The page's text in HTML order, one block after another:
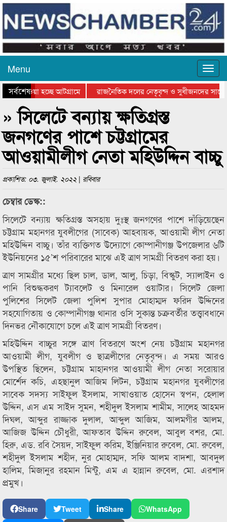
Menu
সর্বশেষ
যাওয়া হচ্ছে আটগ্রামে
রাজনৈতিক দলের নেতৃবৃন্দ ও সুধীজনদের সাথে
পুরস্কার বিতরণ সম্পন্ন
সিলেটে বাংলাদেশ গ্রুপ থিয়েটার
» সিলেটে বন্যায় ক্ষতিগ্রস্ত
জনগণের পাশে চট্টগ্রামের
আওয়ামীলীগ নেতা মহিউদ্দিন বাচ্চু
প্রকাশিত: ০৩. জুলাই. ২০২২ | রবিবার
চেম্বার ডেস্ক::
সিলেটে বন্যায় ক্ষতিগ্রস্ত অসহায় দুঃস্থ জনগণের পাশে দাঁড়িয়েছেন
চট্টগ্রাম মহানগর যুবলীগের (সাবেক) আহবায়ক, আওয়ামী লীগ নেতা
মহিউদ্দিন বাচ্চু। তাঁর ব্যক্তিগত উদ্যোগে কোম্পানীগঞ্জ উপজেলার ৬টি
ইউনিয়নের ১৫’শ পরিবারের মাঝে এই ত্রাণ সামগ্রী বিতরণ করা হয়।
ত্রাণ সামগ্রীর মধ্যে ছিল চাল, ডাল, আলু, চিড়া, বিস্কুট, স্যালাইন ও
পানি বিশুদ্ধকরণ ট্যাবলেট ও মিনারেল ওয়াটার। সিলেট জেলা
পুলিশের সিলেট জেলা পুলিশ সুপার মোহাম্মদ ফরিদ উদ্দিনের
সহযোগিতায় ও কোম্পানীগঞ্জ থানার ওসি সুকান্ত চক্রবর্তীর তত্ত্বাবধানে
দিনভর নৌকাযোগে চলে এই ত্রাণ সামগ্রী বিতরণ।
মহিউদ্দিন বাচ্চুর সঙ্গে ত্রাণ বিতরণে অংশ নেয় চট্টগ্রাম মহানগর
আওয়ামী লীগ, যুবলীগ ও ছাত্রলীগের নেতৃবৃন্দ। এ সময় আরও
উপস্থিত ছিলেন, চট্টগ্রাম মাহানগর আওয়ামী লীগ নেতা সরোয়ার
মোর্শেদ কচি, এহছানুল আজিম লিটন, চট্টগ্রাম মহানগর যুবলীগের
সাবেক সদস্য সাইফুল ইসলাম, সাখাওয়াত হোসেন স্বপন, হেলাল
উদ্দিন, এস এম সাইদ সুমন, শহীদুল ইসলাম শামীম, সালেহ আহমদ
দিঘল, আব্দুর রাজ্জাক দুলাল, আব্দুল আজিম, আলমগীর আলম,
আজিজ উদ্দিন চৌধুরী, আফতাব উদ্দিন রুবেল, আবুল বশর, মো.
হিরু, এড. রবি সৈয়দ, সাইফুল করিম, ইঞ্জিনিয়ার রুবেল, মো. রুবেল,
শহীদুল ইসলাম শহীদ, নুর মোহাম্মদ, সফি আলম বাদশা, আবদুল
হালিম, মিজানুর রহমান মিন্টু, এম এ হান্নান রুবেল, মো. এরশাদ
প্রমুখ।
Share Tweet Share
WhatsApp